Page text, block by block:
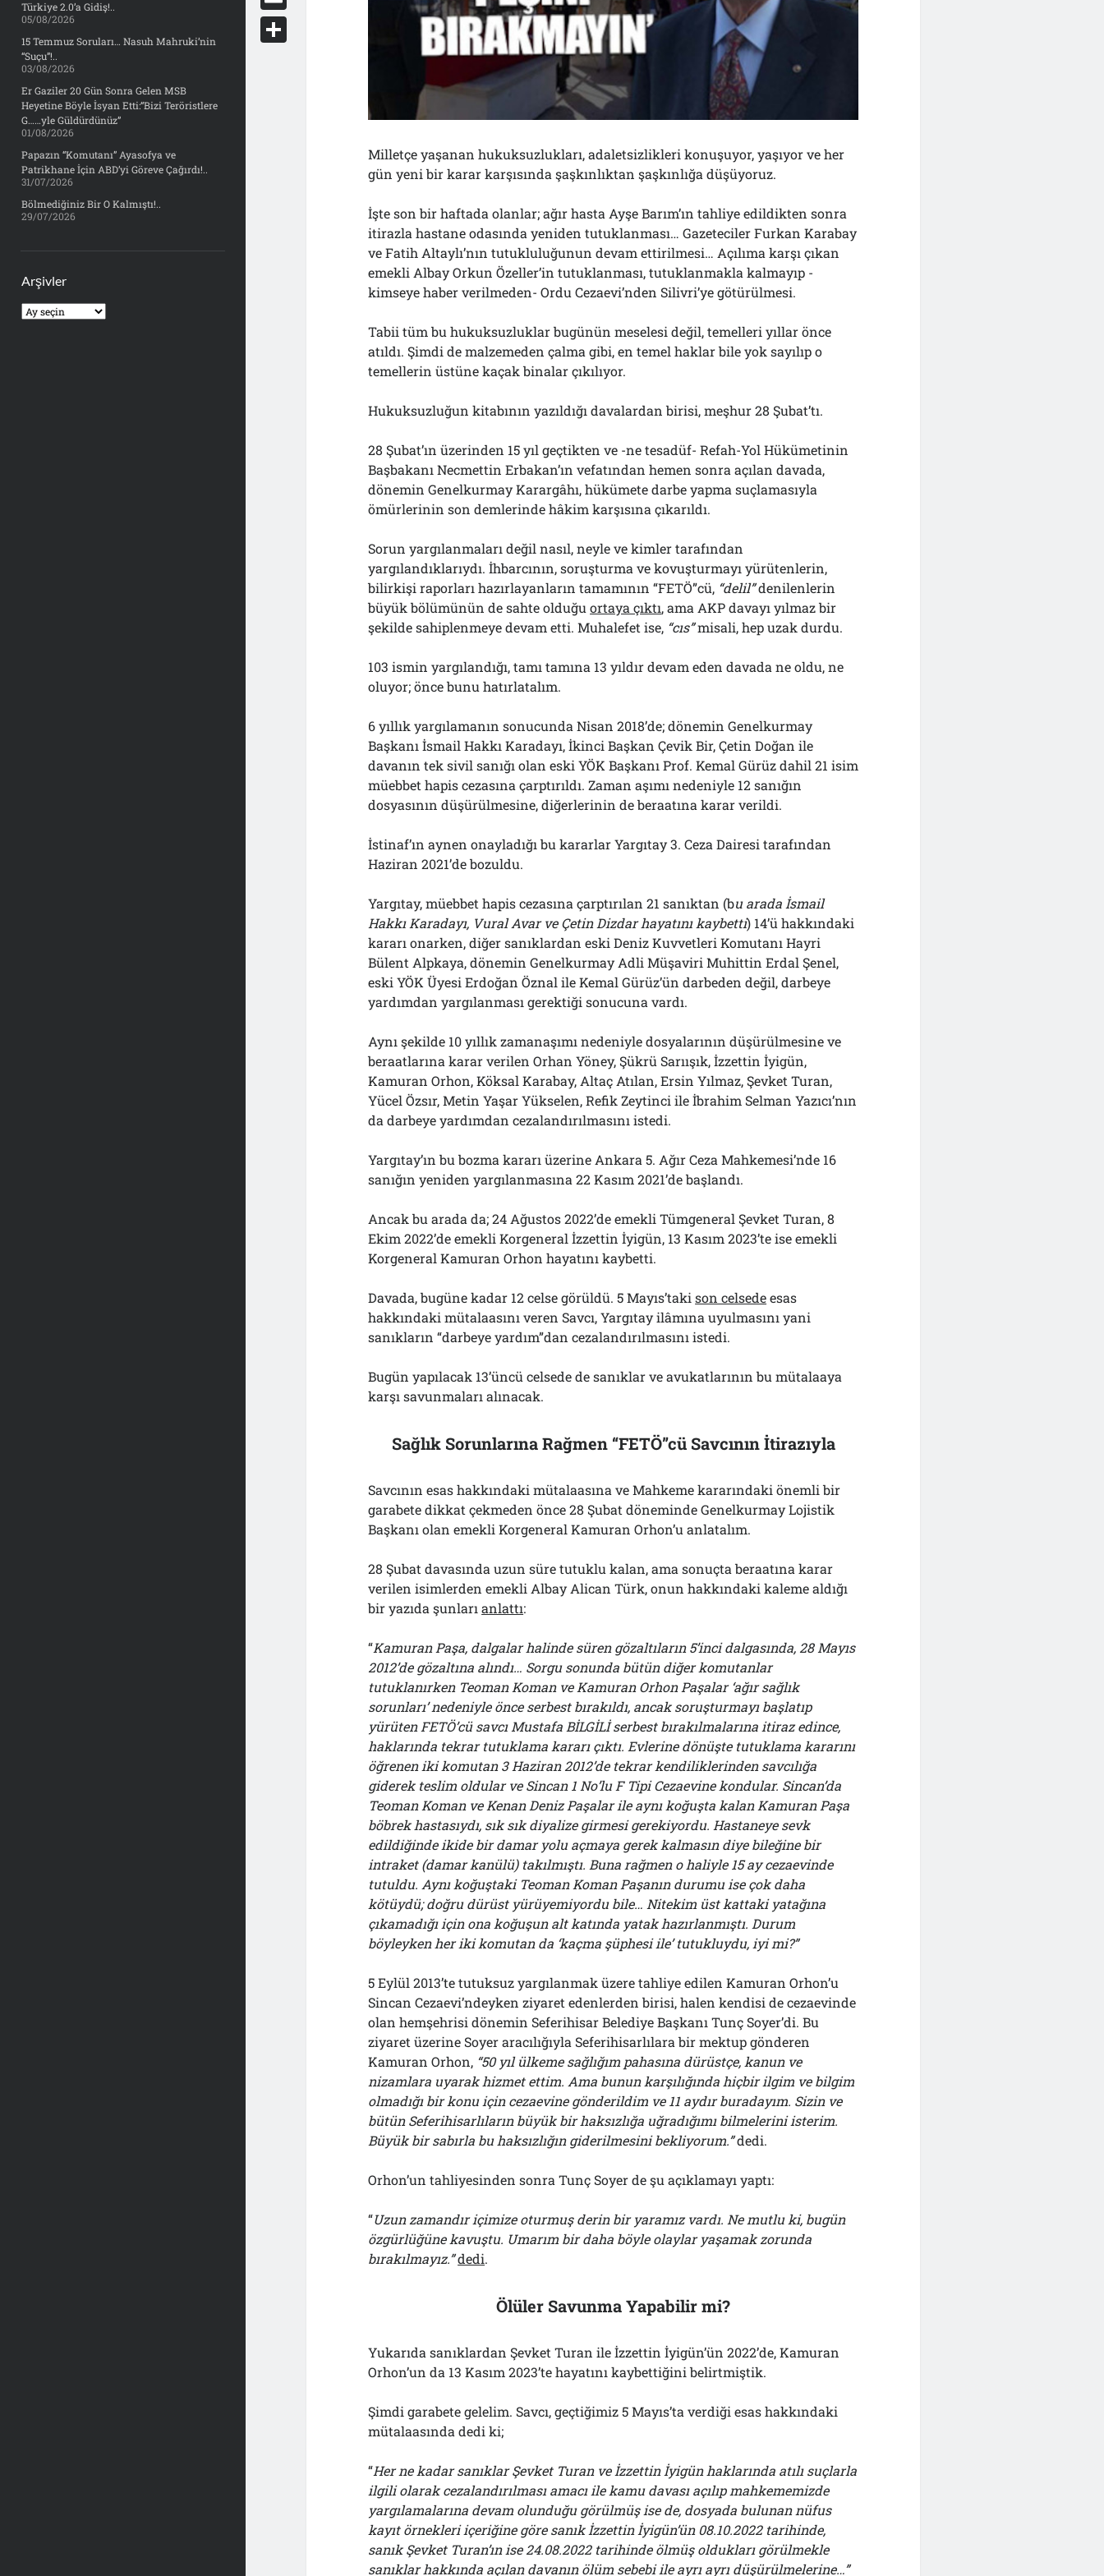
Türkiye 2.0’a Gidiş!..
05/08/2026
15 Temmuz Soruları… Nasuh Mahruki’nin
“Suçu”!..
03/08/2026
Er Gaziler 20 Gün Sonra Gelen MSB
Heyetine Böyle İsyan Etti:“Bizi Teröristlere
G……yle Güldürdünüz”
01/08/2026
Papazın “Komutanı” Ayasofya ve
Patrikhane İçin ABD’yi Göreve Çağırdı!..
31/07/2026
Bölmediğiniz Bir O Kalmıştı!..
29/07/2026
Arşivler
Arşivler
Milletçe yaşanan hukuksuzlukları, adaletsizlikleri konuşuyor, yaşıyor ve her
gün yeni bir karar karşısında şaşkınlıktan şaşkınlığa düşüyoruz.
İşte son bir haftada olanlar; ağır hasta Ayşe Barım’ın tahliye edildikten sonra
itirazla hastane odasında yeniden tutuklanması… Gazeteciler Furkan Karabay
ve Fatih Altaylı’nın tutukluluğunun devam ettirilmesi… Açılıma karşı çıkan
emekli Albay Orkun Özeller’in tutuklanması, tutuklanmakla kalmayıp -
kimseye haber verilmeden- Ordu Cezaevi’nden Silivri’ye götürülmesi.
Tabii tüm bu hukuksuzluklar bugünün meselesi değil, temelleri yıllar önce
atıldı. Şimdi de malzemeden çalma gibi, en temel haklar bile yok sayılıp o
temellerin üstüne kaçak binalar çıkılıyor.
Hukuksuzluğun kitabının yazıldığı davalardan birisi, meşhur 28 Şubat’tı.
28 Şubat’ın üzerinden 15 yıl geçtikten ve -ne tesadüf- Refah-Yol Hükümetinin
Başbakanı Necmettin Erbakan’ın vefatından hemen sonra açılan davada,
dönemin Genelkurmay Karargâhı, hükümete darbe yapma suçlamasıyla
ömürlerinin son demlerinde hâkim karşısına çıkarıldı.
Sorun yargılanmaları değil nasıl, neyle ve kimler tarafından
yargılandıklarıydı. İhbarcının, soruşturma ve kovuşturmayı yürütenlerin,
bilirkişi raporları hazırlayanların tamamının “FETÖ”cü, “delil”denilenlerin
büyük bölümünün de sahte olduğuortaya çıktı, ama AKP davayı yılmaz bir
şekilde sahiplenmeye devam etti. Muhalefet ise, “cıs”misali, hep uzak durdu.
103 ismin yargılandığı, tamı tamına 13 yıldır devam eden davada ne oldu, ne
oluyor; önce bunu hatırlatalım.
6 yıllık yargılamanın sonucunda Nisan 2018’de; dönemin Genelkurmay
Başkanı İsmail Hakkı Karadayı, İkinci Başkan Çevik Bir, Çetin Doğan ile
davanın tek sivil sanığı olan eski YÖK Başkanı Prof. Kemal Gürüz dahil 21 isim
müebbet hapis cezasına çarptırıldı. Zaman aşımı nedeniyle 12 sanığın
dosyasının düşürülmesine, diğerlerinin de beraatına karar verildi.
İstinaf’ın aynen onayladığı bu kararlar Yargıtay 3. Ceza Dairesi tarafından
Haziran 2021’de bozuldu.
Yargıtay, müebbet hapis cezasına çarptırılan 21 sanıktan (bu arada İsmail
Hakkı Karadayı, Vural Avar ve Çetin Dizdar hayatını kaybetti) 14’ü hakkındaki
kararı onarken, diğer sanıklardan eski Deniz Kuvvetleri Komutanı Hayri
Bülent Alpkaya, dönemin Genelkurmay Adli Müşaviri Muhittin Erdal Şenel,
eski YÖK Üyesi Erdoğan Öznal ile Kemal Gürüz’ün darbeden değil, darbeye
yardımdan yargılanması gerektiği sonucuna vardı.
Aynı şekilde 10 yıllık zamanaşımı nedeniyle dosyalarının düşürülmesine ve
beraatlarına karar verilen Orhan Yöney, Şükrü Sarıışık, İzzettin İyigün,
Kamuran Orhon, Köksal Karabay, Altaç Atılan, Ersin Yılmaz, Şevket Turan,
Yücel Özsır, Metin Yaşar Yükselen, Refik Zeytinci ile İbrahim Selman Yazıcı’nın
da darbeye yardımdan cezalandırılmasını istedi.
Yargıtay’ın bu bozma kararı üzerine Ankara 5. Ağır Ceza Mahkemesi’nde 16
sanığın yeniden yargılanmasına 22 Kasım 2021’de başlandı.
Ancak bu arada da; 24 Ağustos 2022’de emekli Tümgeneral Şevket Turan, 8
Ekim 2022’de emekli Korgeneral İzzettin İyigün, 13 Kasım 2023’te ise emekli
Korgeneral Kamuran Orhon hayatını kaybetti.
Davada, bugüne kadar 12 celse görüldü. 5 Mayıs’takison celsedeesas
hakkındaki mütalaasını veren Savcı, Yargıtay ilâmına uyulmasını yani
sanıkların “darbeye yardım”dan cezalandırılmasını istedi.
Bugün yapılacak 13’üncü celsede de sanıklar ve avukatlarının bu mütalaaya
karşı savunmaları alınacak.
Sağlık Sorunlarına Rağmen “FETÖ”cü Savcının İtirazıyla
Savcının esas hakkındaki mütalaasına ve Mahkeme kararındaki önemli bir
garabete dikkat çekmeden önce 28 Şubat döneminde Genelkurmay Lojistik
Başkanı olan emekli Korgeneral Kamuran Orhon’u anlatalım.
28 Şubat davasında uzun süre tutuklu kalan, ama sonuçta beraatına karar
verilen isimlerden emekli Albay Alican Türk, onun hakkındaki kaleme aldığı
bir yazıda şunlarıanlattı:
“Kamuran Paşa, dalgalar halinde süren gözaltıların 5’inci dalgasında, 28 Mayıs
2012’de gözaltına alındı… Sorgu sonunda bütün diğer komutanlar
tutuklanırken Teoman Koman ve Kamuran Orhon Paşalar ‘ağır sağlık
sorunları’ nedeniyle önce serbest bırakıldı, ancak soruşturmayı başlatıp
yürüten FETÖ’cü savcı Mustafa BİLGİLİ serbest bırakılmalarına itiraz edince,
haklarında tekrar tutuklama kararı çıktı. Evlerine dönüşte tutuklama kararını
öğrenen iki komutan 3 Haziran 2012’de tekrar kendiliklerinden savcılığa
giderek teslim oldular ve Sincan 1 No’lu F Tipi Cezaevine kondular. Sincan’da
Teoman Koman ve Kenan Deniz Paşalar ile aynı koğuşta kalan Kamuran Paşa
böbrek hastasıydı, sık sık diyalize girmesi gerekiyordu. Hastaneye sevk
edildiğinde ikide bir damar yolu açmaya gerek kalmasın diye bileğine bir
intraket (damar kanülü) takılmıştı. Buna rağmen o haliyle 15 ay cezaevinde
tutuldu. Aynı koğuştaki Teoman Koman Paşanın durumu ise çok daha
kötüydü; doğru dürüst yürüyemiyordu bile… Nitekim üst kattaki yatağına
çıkamadığı için ona koğuşun alt katında yatak hazırlanmıştı. Durum
böyleyken her iki komutan da ‘kaçma şüphesi ile’ tutukluydu, iyi mi?”
5 Eylül 2013’te tutuksuz yargılanmak üzere tahliye edilen Kamuran Orhon’u
Sincan Cezaevi’ndeyken ziyaret edenlerden birisi, halen kendisi de cezaevinde
olan hemşehrisi dönemin Seferihisar Belediye Başkanı Tunç Soyer’di. Bu
ziyaret üzerine Soyer aracılığıyla Seferihisarlılara bir mektup gönderen
Kamuran Orhon, “50 yıl ülkeme sağlığım pahasına dürüstçe, kanun ve
nizamlara uyarak hizmet ettim. Ama bunun karşılığında hiçbir ilgim ve bilgim
olmadığı bir konu için cezaevine gönderildim ve 11 aydır buradayım. Sizin ve
bütün Seferihisarlıların büyük bir haksızlığa uğradığımı bilmelerini isterim.
Büyük bir sabırla bu haksızlığın giderilmesini bekliyorum.”dedi.
Orhon’un tahliyesinden sonra Tunç Soyer de şu açıklamayı yaptı:
“Uzun zamandır içimize oturmuş derin bir yaramız vardı. Ne mutlu ki, bugün
özgürlüğüne kavuştu. Umarım bir daha böyle olaylar yaşamak zorunda
bırakılmayız.”dedi.
Ölüler Savunma Yapabilir mi?
Yukarıda sanıklardan Şevket Turan ile İzzettin İyigün’ün 2022’de, Kamuran
Orhon’un da 13 Kasım 2023’te hayatını kaybettiğini belirtmiştik.
Şimdi garabete gelelim. Savcı, geçtiğimiz 5 Mayıs’ta verdiği esas hakkındaki
mütalaasında dedi ki;
“Her ne kadar sanıklar Şevket Turan ve İzzettin İyigün haklarında atılı suçlarla
ilgili olarak cezalandırılması amacı ile kamu davası açılıp mahkememizde
yargılamalarına devam olunduğu görülmüş ise de, dosyada bulunan nüfus
kayıt örnekleri içeriğine göre sanık İzzettin İyigün’ün 08.10.2022 tarihinde,
sanık Şevket Turan’ın ise 24.08.2022 tarihinde ölmüş oldukları görülmekle
sanıklar hakkında açılan davanın ölüm sebebi ile ayrı ayrı düşürülmelerine…”
y
db
d
d
o
c
E